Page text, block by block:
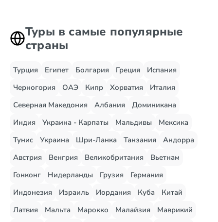
Туры в самые популярные
страны
Турция Египет Болгария Греция
Испания
Черногория
ОАЭ Кипр Хорватия
Италия
Северная Македония
Албания
Доминикана
Индия
Украина - Карпаты Мальдивы
Мексика
Тунис
Украина Шри-Ланка Танзания
Андорра
Австрия
Венгрия Великобритания
Вьетнам
Гонконг
Нидерланды Грузия
Германия
Индонезия
Израиль Иордания Куба
Китай
Латвия
Мальта Марокко Малайзия
Маврикий